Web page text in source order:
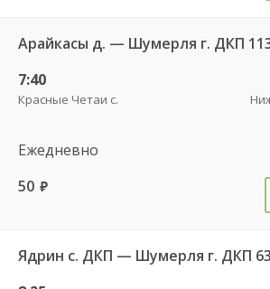
Арайкасы д. — Шумерля г. ДКП
7:40
Красные Четаи с.
Ежедневно
50 руб.
Ядрин с. ДКП — Шумерля г. ДКП